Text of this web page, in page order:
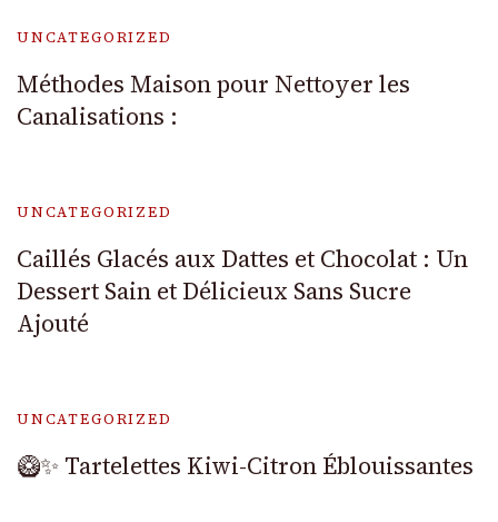
UNCATEGORIZED
Méthodes Maison pour Nettoyer les
Canalisations :
UNCATEGORIZED
Caillés Glacés aux Dattes et Chocolat : Un
Dessert Sain et Délicieux Sans Sucre
Ajouté
UNCATEGORIZED
🥝✨ Tartelettes Kiwi-Citron Éblouissantes